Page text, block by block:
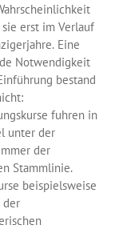
erst im Verlauf
Eine
Notwendigkeit
bestand
fuhren in
unter der
der
Stammlinie.
beispielsweise
der